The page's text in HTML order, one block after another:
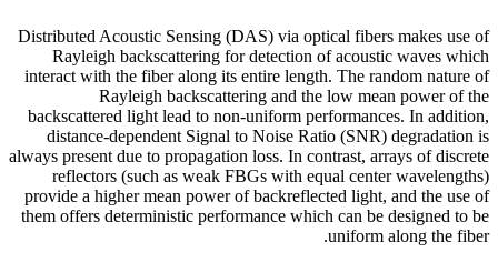
Distributed Acoustic Sensing (DAS) via optical fibers makes use of
Rayleigh backscattering for detection of acoustic waves which
interact with the fiber along its entire length. The random nature of
Rayleigh backscattering and the low mean power of the
backscattered light lead to non-uniform performances. In addition,
distance-dependent Signal to Noise Ratio (SNR) degradation is
always present due to propagation loss. In contrast, arrays of discrete
reflectors (such as weak FBGs with equal center wavelengths)
provide a higher mean power of backreflected light, and the use of
them offers deterministic performance which can be designed to be
uniform along the fiber.